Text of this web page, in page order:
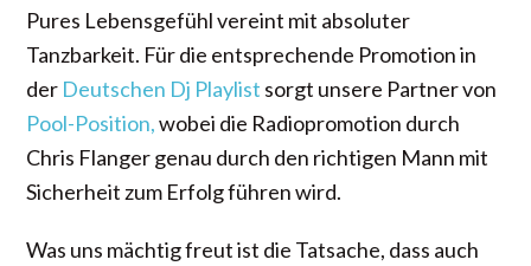
Pures Lebensgefühl vereint mit absoluter
Tanzbarkeit. Für die entsprechende Promotion in
der Deutschen Dj Playlist sorgt unsere Partner von
Pool-Position,wobei die Radiopromotion durch
Chris Flanger genau durch den richtigen Mann mit
Sicherheit zum Erfolg führen wird.
Was uns mächtig freut ist die Tatsache, dass auch